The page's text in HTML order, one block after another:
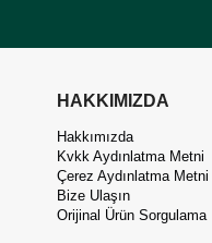
HAKKIMIZDA
Hakkımızda
Kvkk Aydınlatma Metni
Çerez Aydınlatma Metni
Bize Ulaşın
Orijinal Ürün Sorgulama